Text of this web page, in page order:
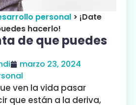
personal > ¡Date
hacerlo!
de que puedes
marzo 23, 2024
ven la vida pasar
que están a la deriva,